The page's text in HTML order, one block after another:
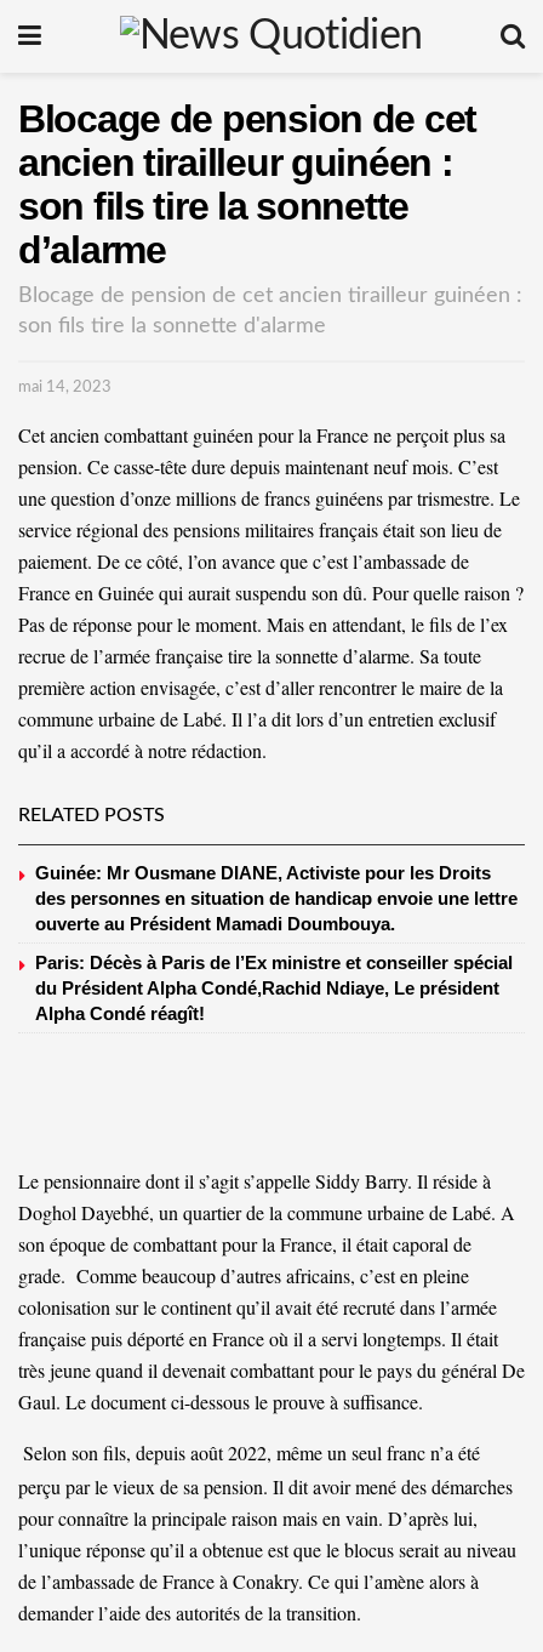
Blocage de pension de cet
ancien tirailleur guinéen :
son fils tire la sonnette
d’alarme
Blocage de pension de cet ancien tirailleur guinéen :
son fils tire la sonnette d'alarme
mai 14, 2023
Cet ancien combattant guinéen pour la France ne perçoit plus sa
pension. Ce casse-tête dure depuis maintenant neuf mois. C’est
une question d’onze millions de francs guinéens par trismestre. Le
service régional des pensions militaires français était son lieu de
paiement. De ce côté, l’on avance que c’est l’ambassade de
France en Guinée qui aurait suspendu son dû. Pour quelle raison ?
Pas de réponse pour le moment. Mais en attendant, le fils de l’ex
recrue de l’armée française tire la sonnette d’alarme. Sa toute
première action envisagée, c’est d’aller rencontrer le maire de la
commune urbaine de Labé. Il l’a dit lors d’un entretien exclusif
qu’il a accordé à notre rédaction.
RELATED POSTS
Guinée: Mr Ousmane DIANE, Activiste pour les Droits
des personnes en situation de handicap envoie une lettre
ouverte au Président Mamadi Doumbouya.
Paris: Décès à Paris de l’Ex ministre et conseiller spécial
du Président Alpha Condé,Rachid Ndiaye, Le président
Alpha Condé réagît!
Le pensionnaire dont il s’agit s’appelle Siddy Barry. Il réside à
Doghol Dayebhé, un quartier de la commune urbaine de Labé. A
son époque de combattant pour la France, il était caporal de
grade. Comme beaucoup d’autres africains, c’est en pleine
colonisation sur le continent qu’il avait été recruté dans l’armée
française puis déporté en France où il a servi longtemps. Il était
très jeune quand il devenait combattant pour le pays du général De
Gaul. Le document ci-dessous le prouve à suffisance.
Selon son fils, depuis août 2022, même un seul franc n’a été
perçu par le vieux de sa pension. Il dit avoir mené des démarches
pour connaître la principale raison mais en vain. D’après lui,
l’unique réponse qu’il a obtenue est que le blocus serait au niveau
de l’ambassade de France à Conakry. Ce qui l’amène alors à
demander l’aide des autorités de la transition.